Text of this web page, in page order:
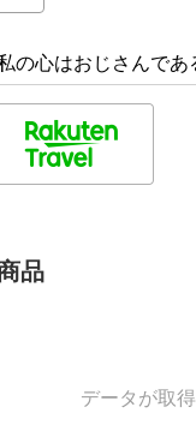
の心はおじさんで
品
データが取